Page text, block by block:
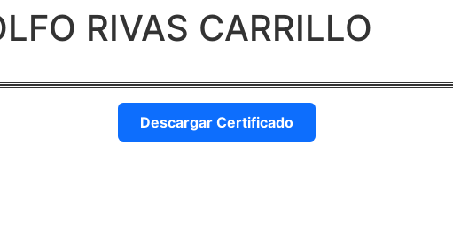
RIVAS CARRILLO
Descargar Certificado